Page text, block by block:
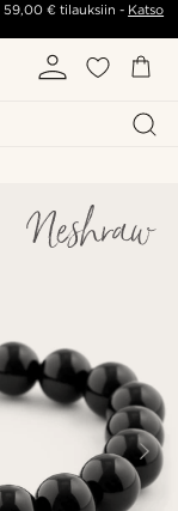
59,00 €tilauksiin - Katso